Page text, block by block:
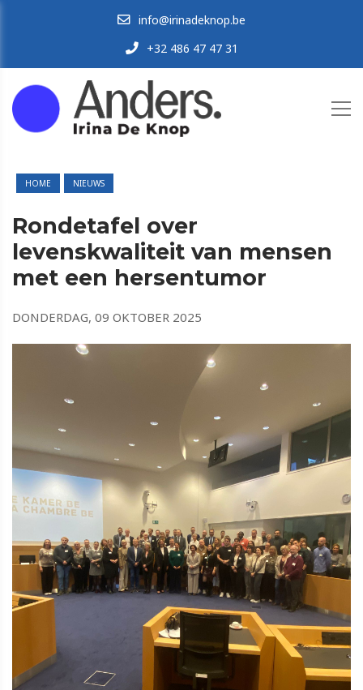
info@irinadeknop.be
+32 486 47 47 31
HOME NIEUWS
Rondetafel over
levenskwaliteit van mensen
met een hersentumor
DONDERDAG, 09 OKTOBER 2025